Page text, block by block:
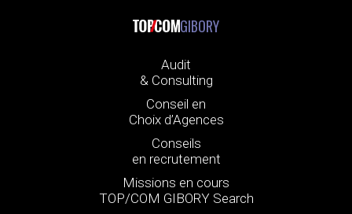
GIBORY
Audit
& Consulting
Conseil en
Choix d’Agences
Conseils
en recrutement
Missions en cours
TOP/COM GIBORY Search